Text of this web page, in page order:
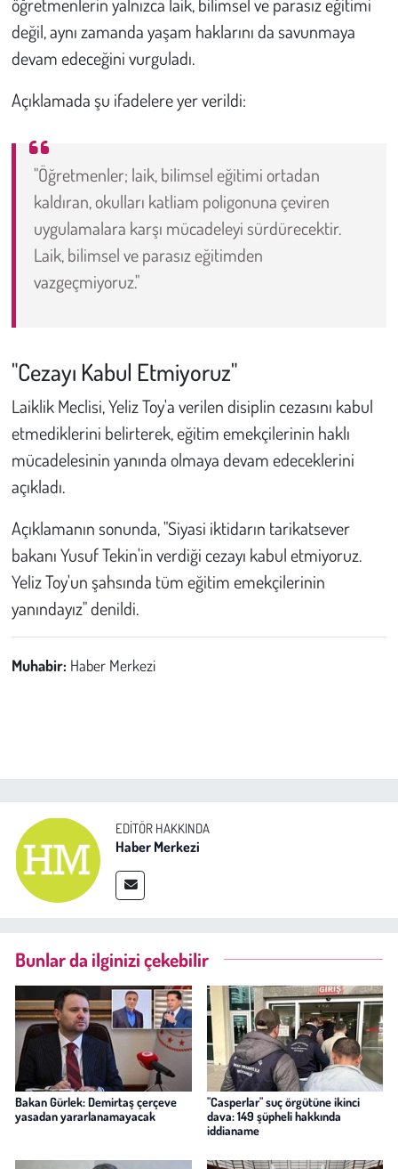
değil, aynı zamanda yaşam haklarını da savunmaya
devam edeceğini vurguladı.
Açıklamada şu ifadelere yer verildi:
"Öğretmenler; laik, bilimsel eğitimi ortadan
kaldıran, okulları katliam poligonuna çeviren
uygulamalara karşı mücadeleyi sürdürecektir.
Laik, bilimsel ve parasız eğitimden
vazgeçmiyoruz."
"Cezayı Kabul Etmiyoruz"
Laiklik Meclisi, Yeliz Toy'a verilen disiplin cezasını kabul
etmediklerini belirterek, eğitim emekçilerinin haklı
mücadelesinin yanında olmaya devam edeceklerini
açıkladı.
Açıklamanın sonunda, "Siyasi iktidarın tarikatsever
bakanı Yusuf Tekin'in verdiği cezayı kabul etmiyoruz.
Yeliz Toy'un şahsında tüm eğitim emekçilerinin
yanındayız" denildi.
Muhabir: Haber Merkezi
EDITÖR HAKKINDA
Haber Merkezi
Bunlar da ilginizi çekebilir
Bakan Gürlek: Demirtaş çerçeve
yasadan yararlanamayacak
"Casperlar" suç örgütüne ikinci
dava: 149 şüpheli hakkında
iddianame